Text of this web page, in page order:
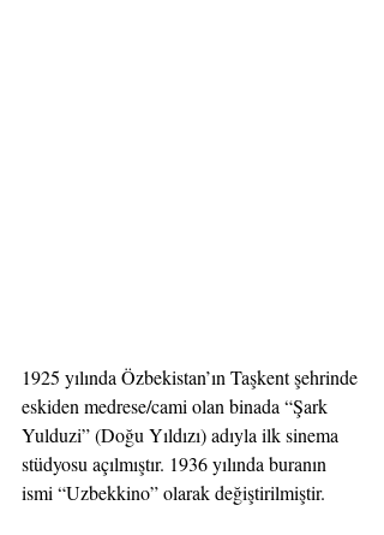
1925 yılında Özbekistan’ın Taşkent şehrinde
eskiden medrese/cami olan binada “Şark
Yulduzi” (Doğu Yıldızı) adıyla ilk sinema
stüdyosu açılmıştır. 1936 yılında buranın
ismi “Uzbekkino” olarak değiştirilmiştir.